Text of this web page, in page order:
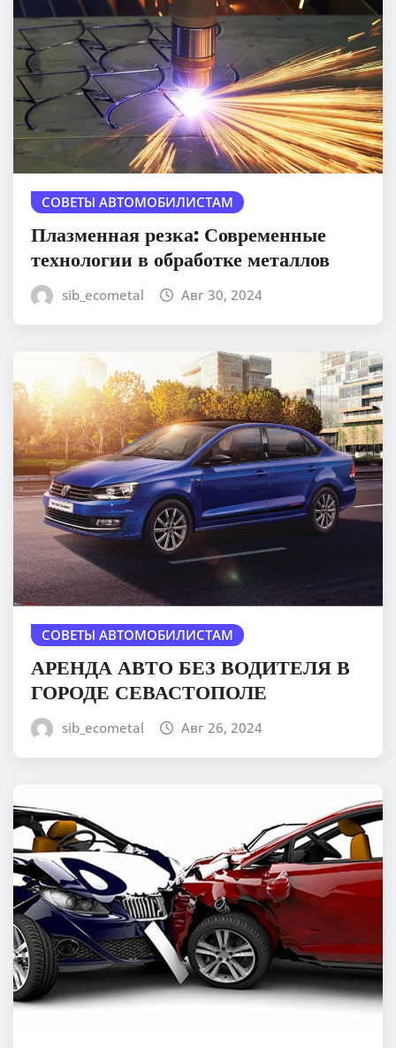
СОВЕТЫ АВТОМОБИЛИСТАМ
Плазменная резка: Современные
технологии в обработке металлов
sib_ecometal Авг 30, 2024
СОВЕТЫ АВТОМОБИЛИСТАМ
АРЕНДА АВТО БЕЗ ВОДИТЕЛЯ В
ГОРОДЕ СЕВАСТОПОЛЕ
sib_ecometal Авг 26, 2024